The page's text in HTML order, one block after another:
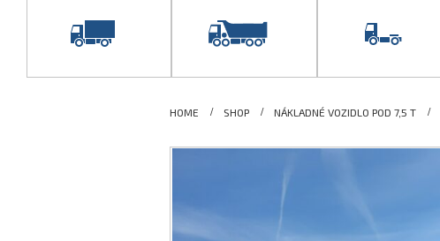
HOME SHOP NÁKLADNÉ VOZIDLO POD 7,5 T